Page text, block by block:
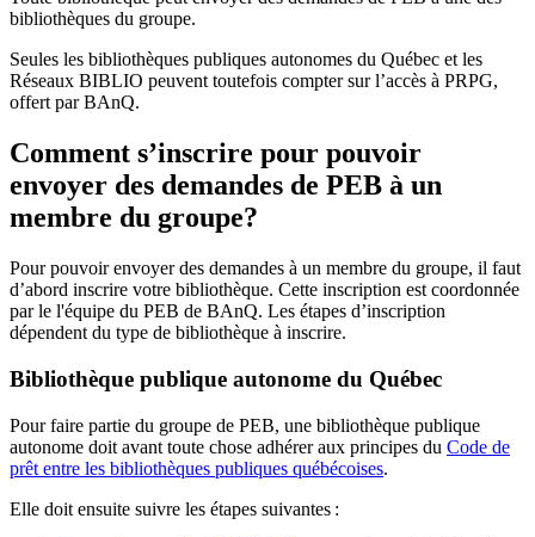
bibliothèques du groupe.
Seules les bibliothèques publiques autonomes du Québec et les
Réseaux BIBLIO peuvent toutefois compter sur l’accès à PRPG,
offert par BAnQ.
Comment s’inscrire pour pouvoir
envoyer des demandes de PEB à un
membre du groupe?
Pour pouvoir envoyer des demandes à un membre du groupe, il faut
d’abord inscrire votre bibliothèque. Cette inscription est coordonnée
par le l'équipe du PEB de BAnQ. Les étapes d’inscription
dépendent du type de bibliothèque à inscrire.
Bibliothèque publique autonome du Québec
Pour faire partie du groupe de PEB, une bibliothèque publique
autonome doit avant toute chose adhérer aux principes du Code de
prêt entre les bibliothèques publiques québécoises.
Elle doit ensuite suivre les étapes suivantes :